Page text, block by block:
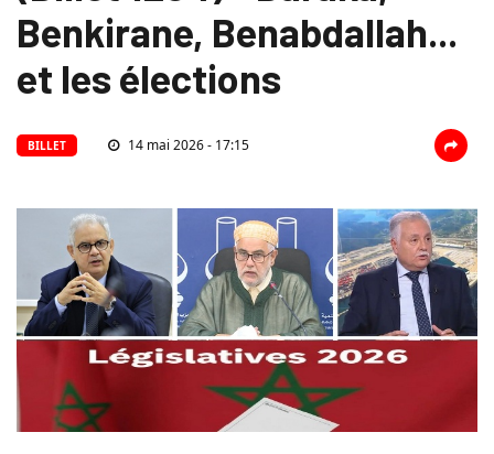
Benkirane, Benabdallah...
et les élections
BILLET 14 mai 2026 - 17:15